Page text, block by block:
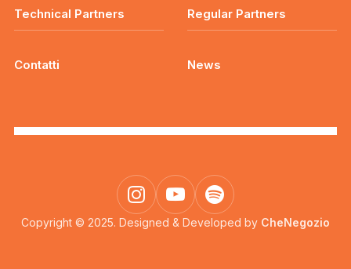
Technical Partners Regular Partners
Contatti News
Copyright © 2025. Designed & Developed by CheNegozio